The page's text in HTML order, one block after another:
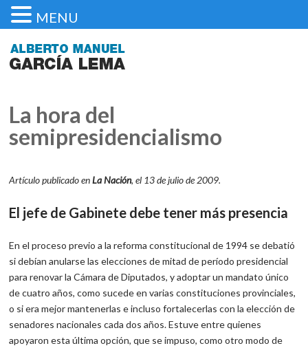
La hora del
semipresidencialismo
Artículo publicado enLa Nación, el 13 de julio de 2009.
El jefe de Gabinete debe tener más presencia
En el proceso previo a la reforma constitucional de 1994 se debatió
si debían anularse las elecciones de mitad de período presidencial
para renovar la Cámara de Diputados, y adoptar un mandato único
de cuatro años, como sucede en varias constituciones provinciales,
o si era mejor mantenerlas e incluso fortalecerlas con la elección de
senadores nacionales cada dos años. Estuve entre quienes
apoyaron esta última opción, que se impuso, como otro modo de
MENU